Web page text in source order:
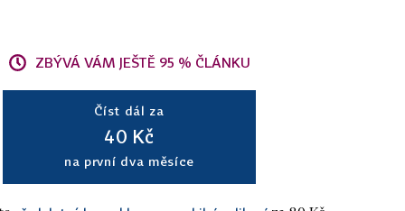
ZBÝVÁ VÁM JEŠTĚ 95 % ČLÁNKU
Číst dál za
40 Kč
na první dva měsíce